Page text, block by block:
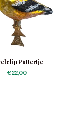
Puttertje
€22,00